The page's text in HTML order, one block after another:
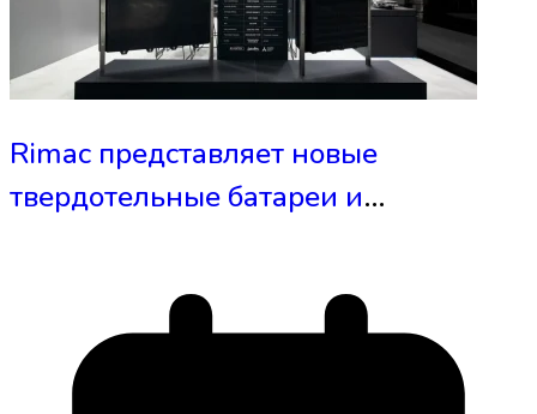
Rimac представляет новые
твердотельные батареи и
электромобилей